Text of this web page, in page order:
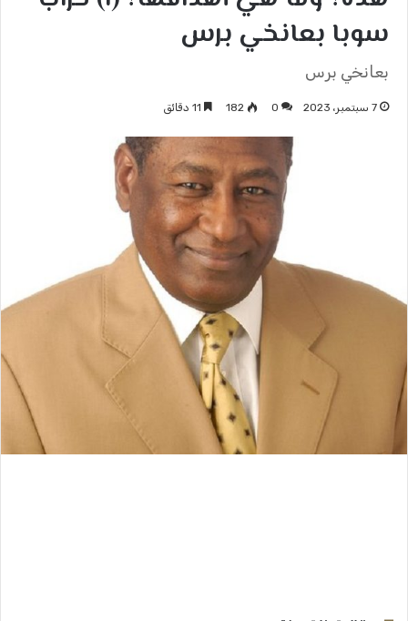
سوبا بعانخي برس
بعانخي برس
7 سبتمبر، 2023 0
182